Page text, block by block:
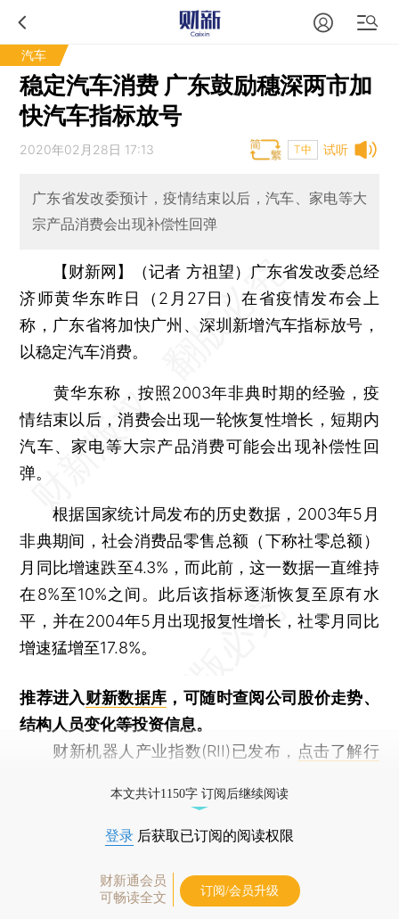
汽车
稳定汽车消费 广东鼓励穗深两市加
快汽车指标放号
试听
2020年02月28日 17:13 T中
广东省发改委预计，疫情结束以后，汽车、家电等大
宗产品消费会出现补偿性回弹
【财新网】（记者 方祖望） 广东省发改委总经
济师黄华东昨日（2月27日）在省疫情发布会上
称，广东省将加快广州、深圳新增汽车指标放号，
以稳定汽车消费。
黄华东称，按照2003年非典时期的经验，疫
情结束以后，消费会出现一轮恢复性增长，短期内
汽车、家电等大宗产品消费可能会出现补偿性回
弹。
根据国家统计局发布的历史数据，2003年5月
非典期间，社会消费品零售总额（下称社零总额）
月同比增速跌至4.3%，而此前，这一数据一直维持
在8%至10%之间。此后该指标逐渐恢复至原有水
平，并在2004年5月出现报复性增长，社零月同比
增速猛增至17.8%。
推荐进入财新数据库 ，可随时查阅公司股价走势、
结构人员变化等投资信息。
财新机器人产业指数(RII)已发布， 点击了解行
本文共计1150字 订阅后继续阅读
登录 后获取已订阅的阅读权限
财新通会员
可畅读全文
订阅/会员升级